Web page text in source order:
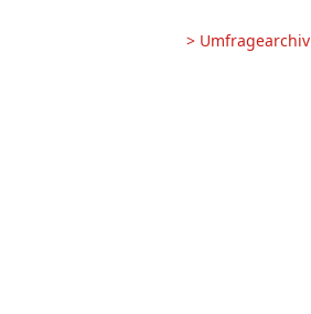
> Umfragearchiv